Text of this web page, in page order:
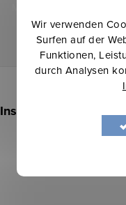
Wir verwenden
Surfen auf der
Funktionen,
durch Analysen
Mit der Eingabe Ihrer E-
zum Schutz
uInstagram